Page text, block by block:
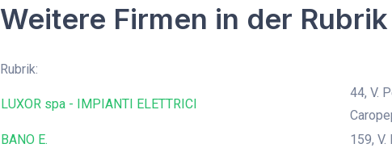
Weitere Firmen in der Rubrik
Rubrik:
LUXOR spa - IMPIANTI ELETTRICI
44, V.
BANO E.
159,